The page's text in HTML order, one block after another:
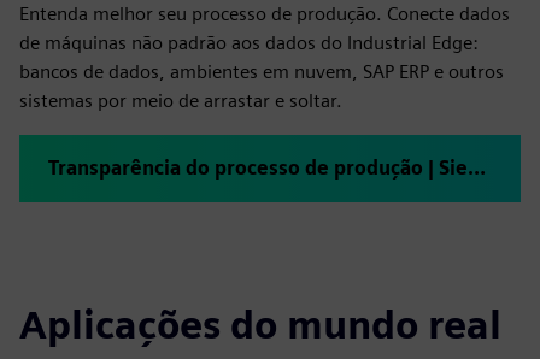
Entenda melhor seu processo de produção. Conecte dados
de máquinas não padrão aos dados do Industrial Edge:
bancos de dados, ambientes em nuvem, SAP ERP e outros
sistemas por meio de arrastar e soltar.
Transparência do processo de produção | Siemens Xcelerator
Aplicações do mundo real